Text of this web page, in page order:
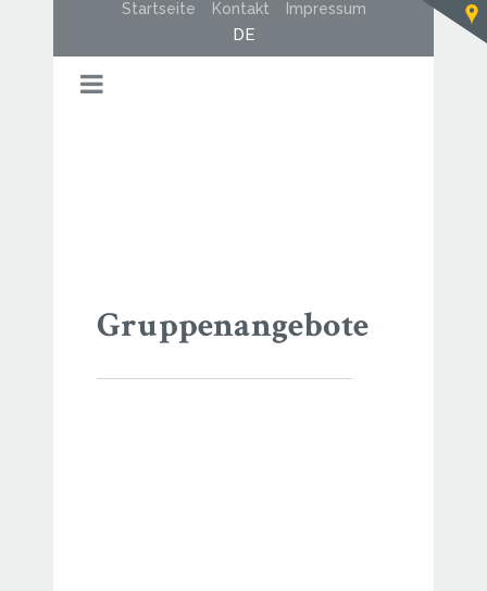
Startseite Kontakt Impressum
DE
Gruppenangebote